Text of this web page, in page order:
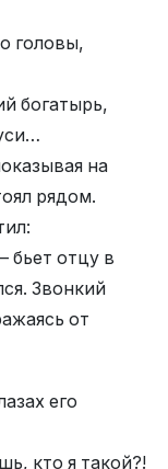
головы,
богатырь,
на
рядом.
бьет отцу в
Звонкий
от
его
кто я такой?!